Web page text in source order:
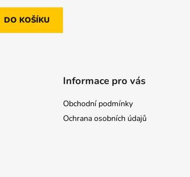
DO KOŠÍKU
Informace pro vás
Obchodní podmínky
Ochrana osobních údajů